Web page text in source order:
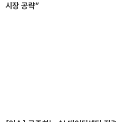
시장 공략”